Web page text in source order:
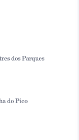
dos Parques
do Pico